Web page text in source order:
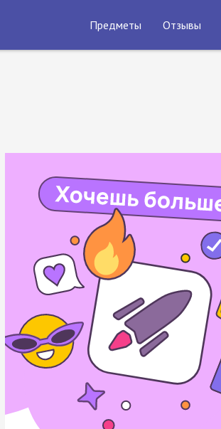
Предметы Отзывы